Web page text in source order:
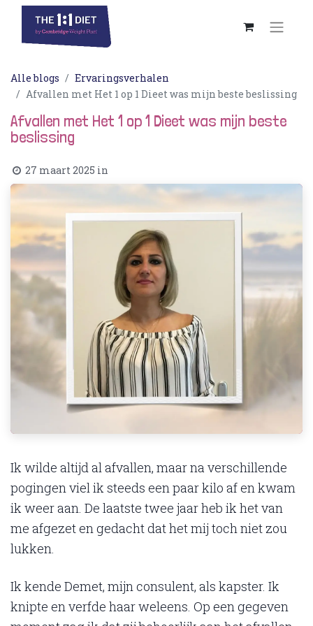
Alle blogs
Ervaringsverhalen
Afvallen met Het 1 op 1 Dieet was mijn beste beslissing
Afvallen met Het 1 op 1 Dieet was mijn beste
beslissing
27 maart 2025 in
Ik wilde altijd al afvallen, maar na verschillende
pogingen viel ik steeds een paar kilo af en kwam
ik weer aan. De laatste twee jaar heb ik het van
me afgezet en gedacht dat het mij toch niet zou
lukken.
Ik kende Demet, mijn consulent, als kapster. Ik
knipte en verfde haar weleens. Op een gegeven